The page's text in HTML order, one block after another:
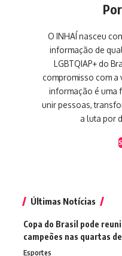
O INHAÍ nasceu
informação de
LGBTQIAP+ do
compromisso com a
informação é uma
unir pessoas,
a luta por
Últimas Notícias
Copa do Brasil pode
campeões nas quartas
Esportes